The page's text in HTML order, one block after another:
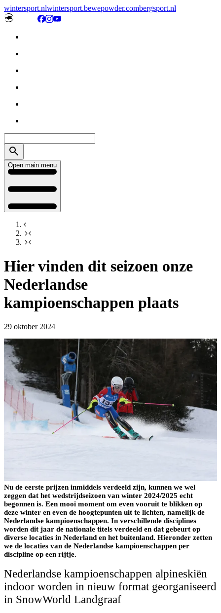
wintersport.nlwintersport.bewepowder.combergsport.nl
Open main menu
Hier vinden dit seizoen onze
Nederlandse
kampioenschappen plaats
29 oktober 2024
Nu de eerste prijzen inmiddels verdeeld zijn, kunnen we wel
zeggen dat het wedstrijdseizoen van winter 2024/2025 echt
begonnen is. Een mooi moment om even vooruit te blikken op
deze winter en even de hoogtepunten uit te lichten, namelijk de
Nederlandse kampioenschappen. In verschillende disciplines
worden dit jaar de nationale titels verdeeld en dat gebeurt op
diverse locaties in Nederland en het buitenland. Hieronder zetten
we de locaties van de Nederlandse kampioenschappen per
discipline op een rijtje.
Nederlandse kampioenschappen alpineskiën
indoor worden in nieuw format georganiseerd
in SnowWorld Landgraaf